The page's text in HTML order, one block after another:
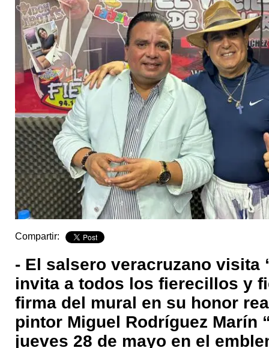
Compartir:
- El salsero veracruzano visita
invita a todos los fierecillos y
firma del mural en su honor
pintor Miguel Rodríguez Marín
jueves 28 de mayo en el